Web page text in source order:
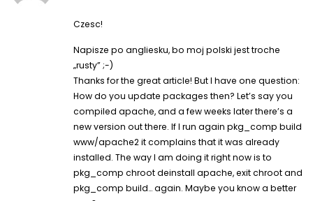
Czesc!
Napisze po angliesku, bo moj polski jest troche
„rusty” ;-)
Thanks for the great article! But I have one question:
How do you update packages then? Let’s say you
compiled apache, and a few weeks later there’s a
new version out there. If I run again pkg_comp build
www/apache2 it complains that it was already
installed. The way I am doing it right now is to
pkg_comp chroot deinstall apache, exit chroot and
pkg_comp build… again. Maybe you know a better